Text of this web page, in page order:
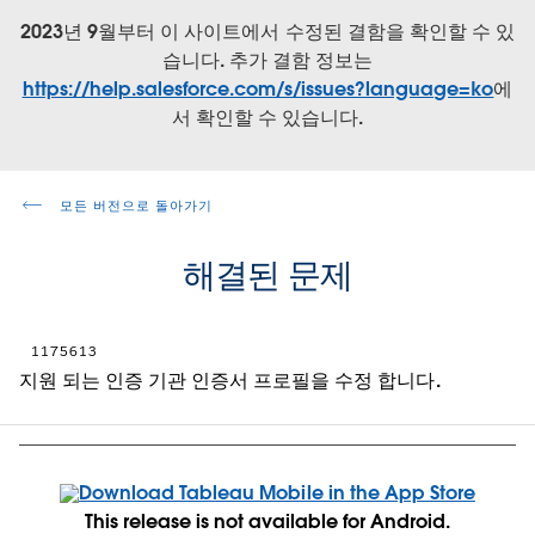
2023년 9월부터 이 사이트에서 수정된 결함을 확인할 수 있
습니다. 추가 결함 정보는
https://help.salesforce.com/s/issues?language=ko에
서 확인할 수 있습니다.
모든 버전으로 돌아가기
해결된 문제
1175613
지원 되는 인증 기관 인증서 프로필을 수정 합니다.
This release is not available for Android.